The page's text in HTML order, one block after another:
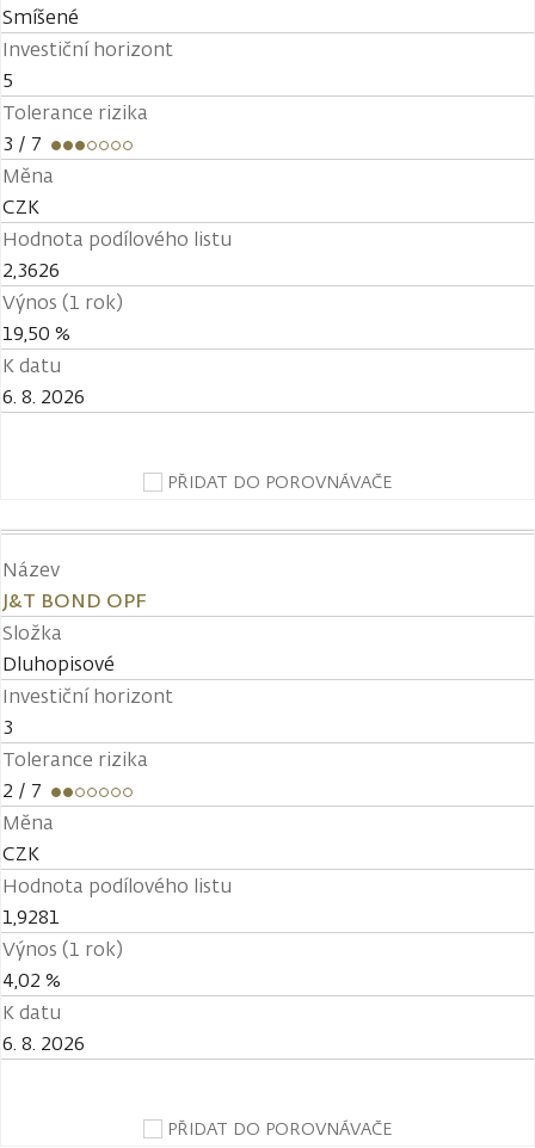
Smíšené
Investiční horizont
5
Tolerance rizika
3 / 7
Měna
CZK
Hodnota podílového listu
2,3626
Výnos (1 rok)
19,50 %
K datu
6. 8. 2026
PŘIDAT DO POROVNÁVAČE
Název
J&T BOND OPF
Složka
Dluhopisové
Investiční horizont
3
Tolerance rizika
2 / 7
Měna
CZK
Hodnota podílového listu
1,9281
Výnos (1 rok)
4,02 %
K datu
6. 8. 2026
PŘIDAT DO POROVNÁVAČE